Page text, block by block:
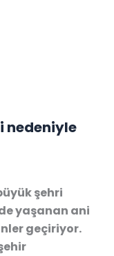
nedeniyle
şehri
yaşanan ani
geçiriyor.